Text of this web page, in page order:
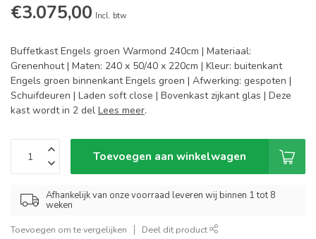
€3.075,00 Incl. btw
Buffetkast Engels groen Warmond 240cm | Materiaal:
Grenenhout | Maten: 240 x 50/40 x 220cm | Kleur: buitenkant
Engels groen binnenkant Engels groen | Afwerking: gespoten |
Schuifdeuren | Laden soft close | Bovenkast zijkant glas | Deze
kast wordt in 2 del Lees meer.
Toevoegen aan winkelwagen
Afhankelijk van onze voorraad leveren wij binnen 1 tot 8
weken
Toevoegen om te vergelijken Deel dit product